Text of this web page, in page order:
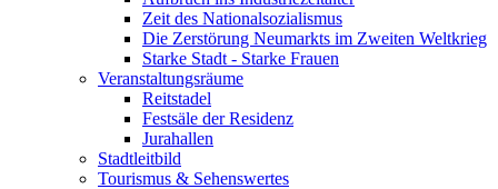
Zeit des Nationalsozialismus
Die Zerstörung Neumarkts im Zweiten Weltkrieg
Starke Stadt - Starke Frauen
Veranstaltungsräume
Reitstadel
Festsäle der Residenz
Jurahallen
Stadtleitbild
Tourismus & Sehenswertes